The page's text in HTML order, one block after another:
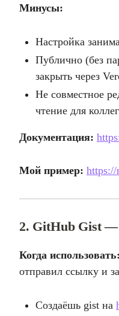
Минусы:
Настройка
Публично (без
закрыть через
Не совместное
чтение для
Документация:
Мой пример: https://
2. GitHub Gist —
Когда использовать:
отправил ссылку и
Создаёшь gist на